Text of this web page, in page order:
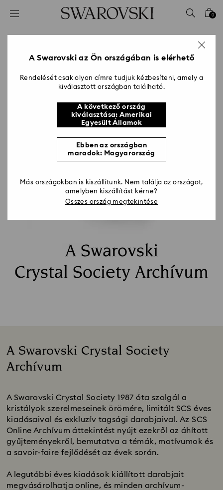
Hozzáférési-kulcs lista
2 - Lábléc
0
A Swarovski
Crystal Society Archívum
A Swarovski Crystal Society
Archívum
A Swarovski Crystal Society 1987 óta szolgál a
kristályok szerelmeseinek örömére, limitált SCS éves
kiadásaival és exkluzív tagsági darabjaival. Az SCS
Online Archívum áttekintést nyújt ezekről az áhított
gyűjteményekről, bemutatva a témák, motívumok és
a savoir-faire fejlődését az évek során.
A legutóbbi éves kiadások kiállított darabjait
megvásárolhatja online, és minden archívum-
A Swarovski az Ön országában is elérhető
Rendelését csak olyan címre tudjuk kézbesíteni, amely a
kiválasztott országban található.
A következő ország
kiválasztása: Amerikai
Egyesült Államok
Ebben az országban
maradok: Magyarország
Más országokban is kiszállítunk. Nem találja az országot,
amelyben kiszállítást kérne?
Összes ország megtekintése